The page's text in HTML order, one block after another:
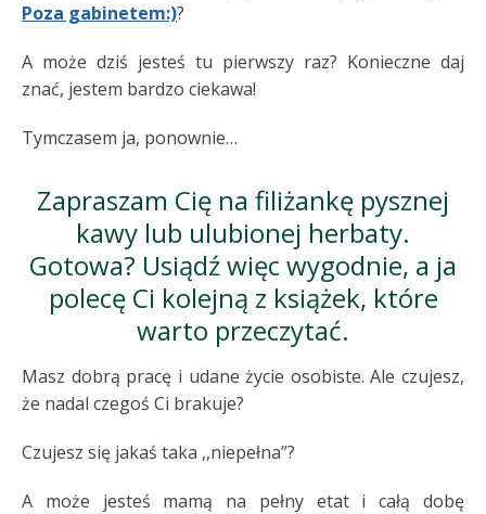
Poza gabinetem:)?
A może dziś jesteś tu pierwszy raz? Konieczne daj
znać, jestem bardzo ciekawa!
Tymczasem ja, ponownie…
Zapraszam Cię na filiżankę pysznej
kawy lub ulubionej herbaty.
Gotowa? Usiądź więc wygodnie, a ja
polecę Ci kolejną z książek, które
warto przeczytać.
Masz dobrą pracę i udane życie osobiste. Ale czujesz,
że nadal czegoś Ci brakuje?
Czujesz się jakaś taka ,,niepełna”?
A może jesteś mamą na pełny etat i całą dobę